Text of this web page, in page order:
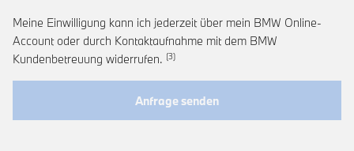
Meine Einwilligung kann ich jederzeit über mein BMW Online-
Account oder durch Kontaktaufnahme mit dem BMW
Kundenbetreuung widerrufen. Link zur Fußnote: Widerruf der
Anfrage senden